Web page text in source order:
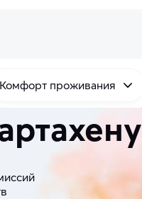
Комфорт проживания